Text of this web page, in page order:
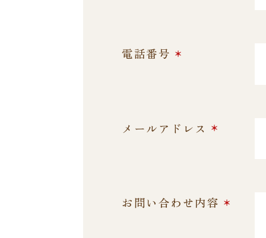
電話番号 *
メールアドレス *
お問い合わせ内容 *